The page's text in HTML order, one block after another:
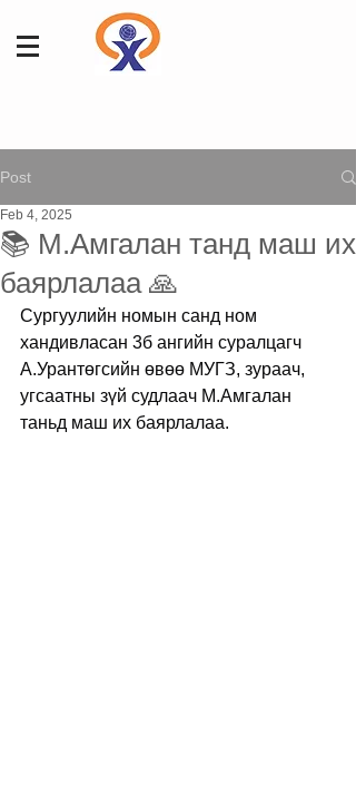
Post
📚 М.Амгалан танд маш их
баярлалаа 🙏
Feb 4, 2025
Сургуулийн номын санд ном
хандивласан 3б ангийн суралцагч
А.Урантөгсийн өвөө МУГЗ, зураач,
угсаатны зүй судлаач М.Амгалан
таньд маш их баярлалаа.